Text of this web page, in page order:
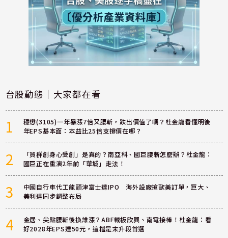
台股動態｜大家都在看
1
穩懋(3105)一年暴漲7倍又腰斬，跌出價值了嗎？杜金龍看懂明後
年EPS基本面：本益比25倍支撐價在哪？
2
「買群創身心受創」是真的？南亞科、國巨腰斬怎麼辦？杜金龍：
國巨正在重演2年前「華城」走法！
3
中國自行車代工龍頭津富士達IPO 海外設廠搶歐美訂單，巨大、
美利達同步調整布局
4
金居、尖點腰斬後換誰漲？ABF載板欣興、南電接棒！杜金龍：看
好2028年EPS達50元，這檔是末升段首選